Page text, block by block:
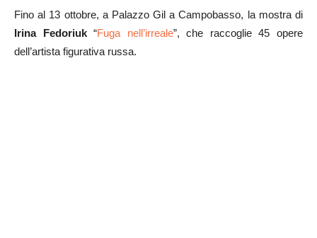
Fino al 13 ottobre, a Palazzo Gil a Campobasso, la mostra di
Irina Fedoriuk“Fuga nell’irreale”, che raccoglie 45 opere
dell’artista figurativa russa.